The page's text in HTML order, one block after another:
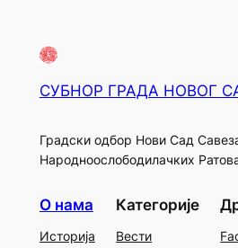
СУБНОР ГРАДА НОВОГ
Градски одбор Нови Сад
Народноослободилачких
О нама
Историја
Категорије
Вести